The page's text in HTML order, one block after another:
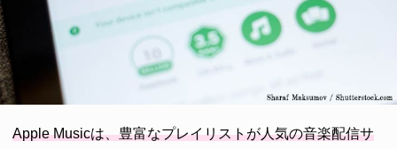
Apple Musicは、豊富なプレイリストが人気の音楽配信サ